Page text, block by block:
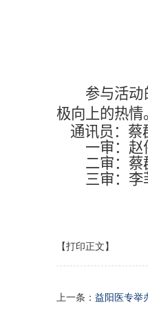
花
参与活
极向上的热情
通讯员：
一审：赵
二审：蔡
三审：李
【打印正文】
上一条： 益阳医专举